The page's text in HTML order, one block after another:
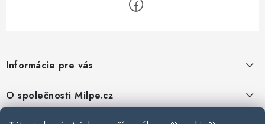
p
ä
t
Informácie pre vás
Zásady používania súborov cookie
O společnosti Milpe.cz